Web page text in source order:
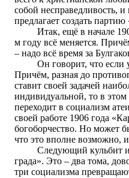
собой несправедливость,
предлагает создать
Итак, ещё в начале
м году всё меняется.
– надо всё время за
Он говорит, что если
Причём,разная до
ставит своей задачей
индивидуальной, то в
переходит в социализм
своей работе 1906 года
богоборчество. Но может
что это вполне возможно,
Следующий кульбит
града». Это – два тома,
три социализма